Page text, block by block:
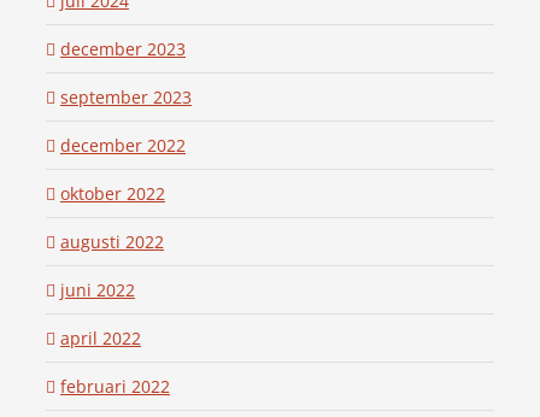
december 2023
september 2023
december 2022
oktober 2022
augusti 2022
juni 2022
april 2022
februari 2022